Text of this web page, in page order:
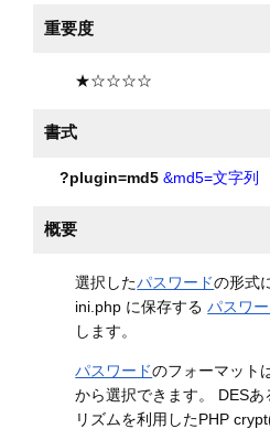
重要度
★☆☆☆☆
書式
?plugin=md5 &md5=文字列
概要
選択したパスワードの形式
ini.php に保存するパスワー
します。
パスワードのフォーマット
から選択できます。 DES
リズムを利用したPHP